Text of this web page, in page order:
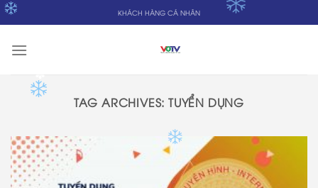
Skip
to
content
KHÁCH HÀNG CÁ NHÂN
TAG ARCHIVES:TUYỂN DỤNG
✽